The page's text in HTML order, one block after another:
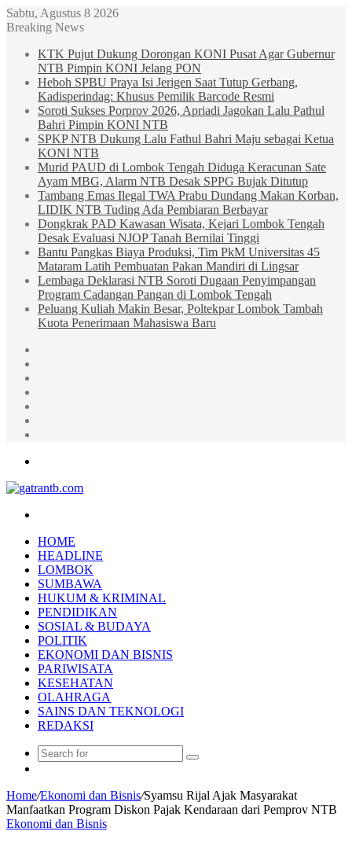
Sabtu, Agustus 8 2026
Breaking News
KTK Pujut Dukung Dorongan KONI Pusat Agar Gubernur
NTB Pimpin KONI Jelang PON
Heboh SPBU Praya Isi Jerigen Saat Tutup Gerbang,
Kadisperindag: Khusus Pemilik Barcode Resmi
Soroti Sukses Porprov 2026, Apriadi Jagokan Lalu Pathul
Bahri Pimpin KONI NTB
SPKP NTB Dukung Lalu Fathul Bahri Maju sebagai Ketua
KONI NTB
Murid PAUD di Lombok Tengah Diduga Keracunan Sate
Ayam MBG, Alarm NTB Desak SPPG Bujak Ditutup
Tambang Emas Ilegal TWA Prabu Dundang Makan Korban,
LIDIK NTB Tuding Ada Pembiaran Berbayar
Dongkrak PAD Kawasan Wisata, Kejari Lombok Tengah
Desak Evaluasi NJOP Tanah Bernilai Tinggi
Bantu Pangkas Biaya Produksi, Tim PkM Universitas 45
Mataram Latih Pembuatan Pakan Mandiri di Lingsar
Lembaga Deklarasi NTB Soroti Dugaan Penyimpangan
Program Cadangan Pangan di Lombok Tengah
Peluang Kuliah Makin Besar, Poltekpar Lombok Tambah
Kuota Penerimaan Mahasiswa Baru
HOME
HEADLINE
LOMBOK
SUMBAWA
HUKUM & KRIMINAL
PENDIDIKAN
SOSIAL & BUDAYA
POLITIK
EKONOMI DAN BISNIS
PARIWISATA
KESEHATAN
OLAHRAGA
SAINS DAN TEKNOLOGI
REDAKSI
Search
Home/Ekonomi dan Bisnis/Syamsu Rijal Ajak Masyarakat
Manfaatkan Program Diskon Pajak Kendaraan dari Pemprov NTB
Ekonomi dan Bisnis